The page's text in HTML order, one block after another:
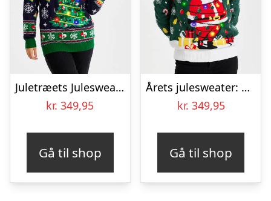
Juletræets Julesweater Navy LED – dame / kvinder
kr. 349,95
Gå til shop
Årets julesweater: Santa Christmas Star – dame / kvinder. Ugly Christmas Sweater lavet i Danmark
kr. 349,95
Gå til shop